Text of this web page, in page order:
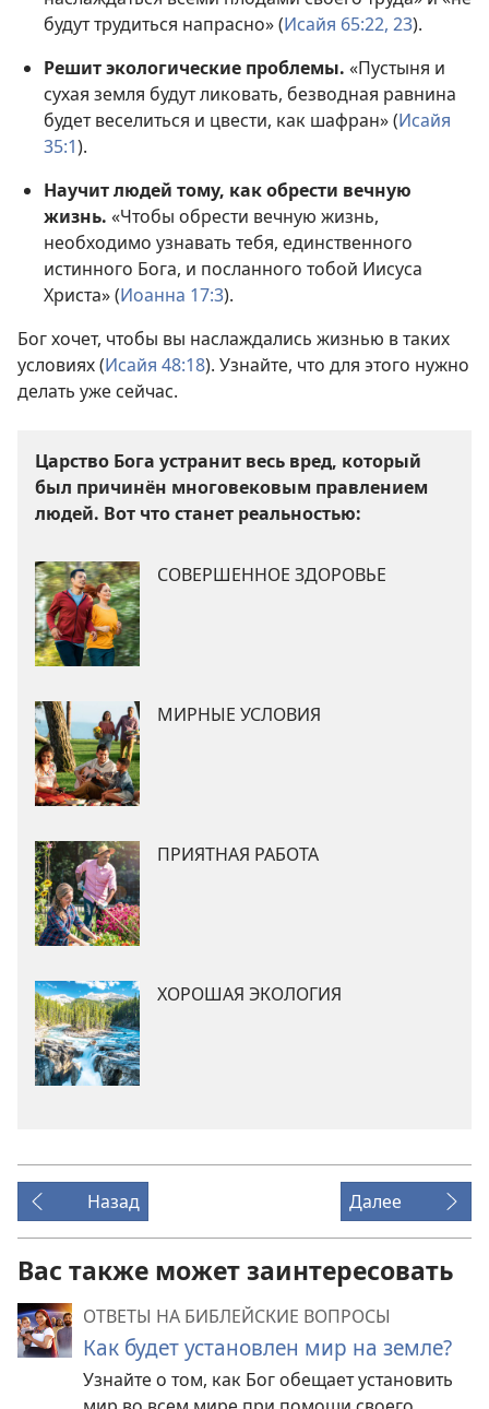
будут трудиться напрасно» (Исайя 65:22, 23).
Решит экологические проблемы. «Пустыня и
сухая земля будут ликовать, безводная равнина
будет веселиться и цвести, как шафран» (Исайя
35:1).
Научит людей тому, как обрести вечную
жизнь. «Чтобы обрести вечную жизнь,
необходимо узнавать тебя, единственного
истинного Бога, и посланного тобой Иисуса
Христа» (Иоанна 17:3).
Бог хочет, чтобы вы наслаждались жизнью в таких
условиях (Исайя 48:18). Узнайте, что для этого нужно
делать уже сейчас.
Царство Бога устранит весь вред, который
был причинён многовековым правлением
людей. Вот что станет реальностью:
СОВЕРШЕННОЕ ЗДОРОВЬЕ
МИРНЫЕ УСЛОВИЯ
ПРИЯТНАЯ РАБОТА
ХОРОШАЯ ЭКОЛОГИЯ
Назад Далее
Вас также может заинтересовать
ОТВЕТЫ НА БИБЛЕЙСКИЕ ВОПРОСЫ
Как будет установлен мир на земле?
Узнайте о том, как Бог обещает установить